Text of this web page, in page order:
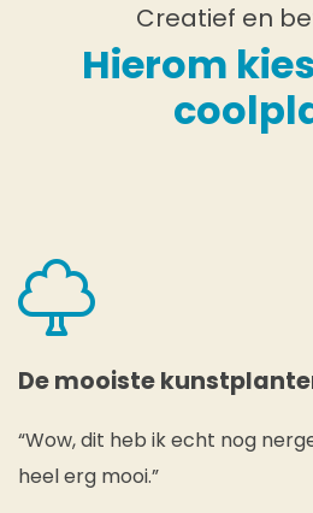
Creatief en
Hierom
De mooiste
“Wow, dit heb ik echt nog
heel erg mooi.”